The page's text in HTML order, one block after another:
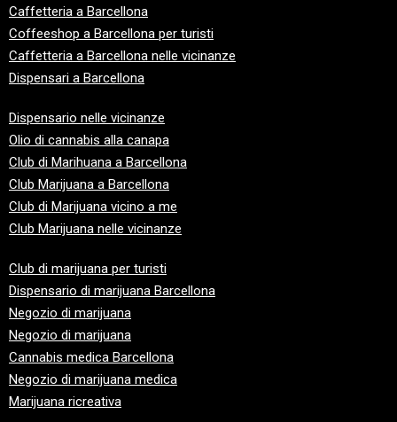
Caffetteria a Barcellona
Coffeeshop a Barcellona per turisti
Caffetteria a Barcellona nelle vicinanze
Dispensari a Barcellona
Dispensario nelle vicinanze
Olio di cannabis alla canapa
Club di Marihuana a Barcellona
Club Marijuana a Barcellona
Club di Marijuana vicino a me
Club Marijuana nelle vicinanze
Club di marijuana per turisti
Dispensario di marijuana Barcellona
Negozio di marijuana
Negozio di marijuana
Cannabis medica Barcellona
Negozio di marijuana medica
Marijuana ricreativa